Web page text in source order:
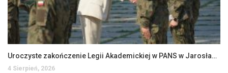
Uroczyste zakończenie Legii Akademickiej w PANS w Jarosławiu
4 Sierpień, 2026